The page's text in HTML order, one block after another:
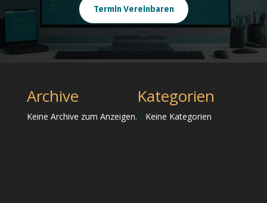
Termin Vereinbaren
Archive
Keine Archive zum Anzeigen.
Kategorien
Keine Kategorien